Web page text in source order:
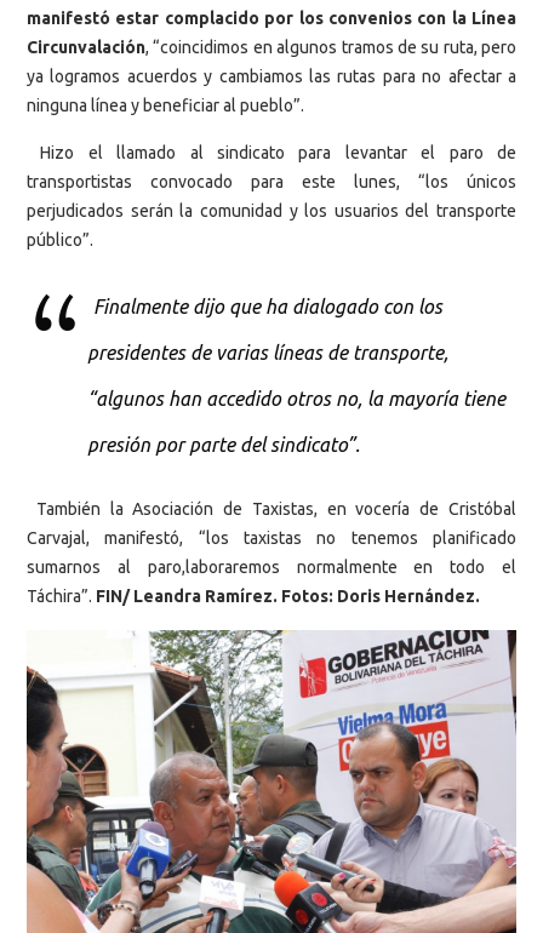
manifestó estar complacido por los convenios con la Línea
Circunvalación, “coincidimos en algunos tramos de su ruta, pero
ya logramos acuerdos y cambiamos las rutas para no afectar a
ninguna línea y beneficiar al pueblo”.
Hizo el llamado al sindicato para levantar el paro de
transportistas convocado para este lunes, “los únicos
perjudicados serán la comunidad y los usuarios del transporte
público”.
Finalmente dijo que ha dialogado con los
presidentes de varias líneas de transporte,
“algunos han accedido otros no, la mayoría tiene
presión por parte del sindicato”.
También la Asociación de Taxistas, en vocería de Cristóbal
Carvajal, manifestó, “los taxistas no tenemos planificado
sumarnos al paro,laboraremos normalmente en todo el
Táchira”. FIN/ Leandra Ramírez. Fotos: Doris Hernández.